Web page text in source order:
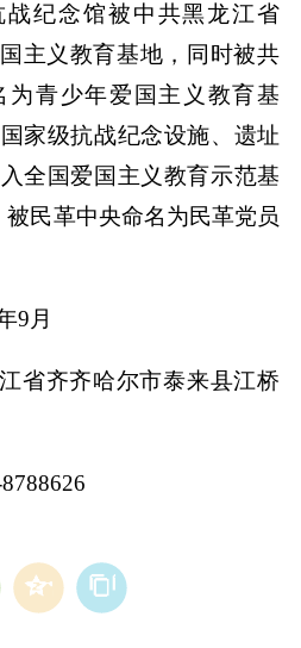
战纪念馆被中共黑龙江省
主义教育基地，同时被共
为青少年爱国主义教育基
家级抗战纪念设施、遗址
全国爱国主义教育示范基
民革中央命名为民革党员
9月
省齐齐哈尔市泰来县江桥